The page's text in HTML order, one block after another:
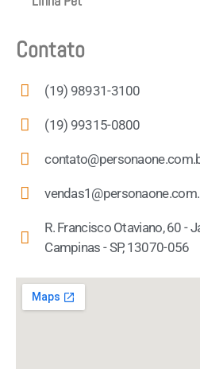
Contato
(19) 98931-3100
(19) 99315-0800
R. Francisco Otaviano, 60 -
Campinas - SP, 13070-056